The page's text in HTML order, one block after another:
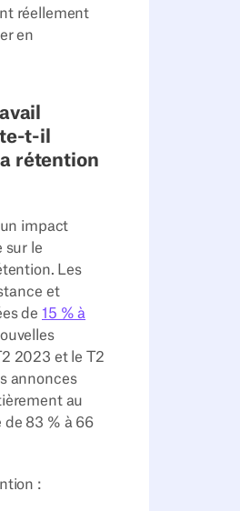
réellement
en
t-il
rétention
impact
sur le
Les
et
de 15 % à
2023 et le T2
annonces
au
de 83 % à 66
: